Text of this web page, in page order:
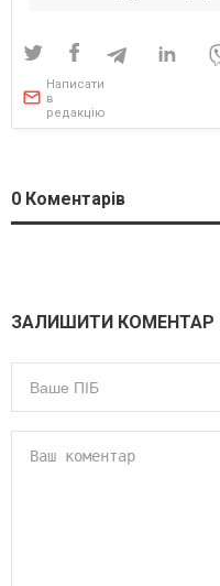
Написати
в
редакцію
0 Коментарів
ЗАЛИШИТИ КОМЕНТАР